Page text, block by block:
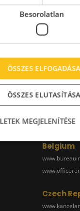
Belgium
Czech
Besorolatlan
ÖSSZES ELFOGADÁSA
ÖSSZES ELUTASÍTÁSA
MEGJELENÍTÉSE